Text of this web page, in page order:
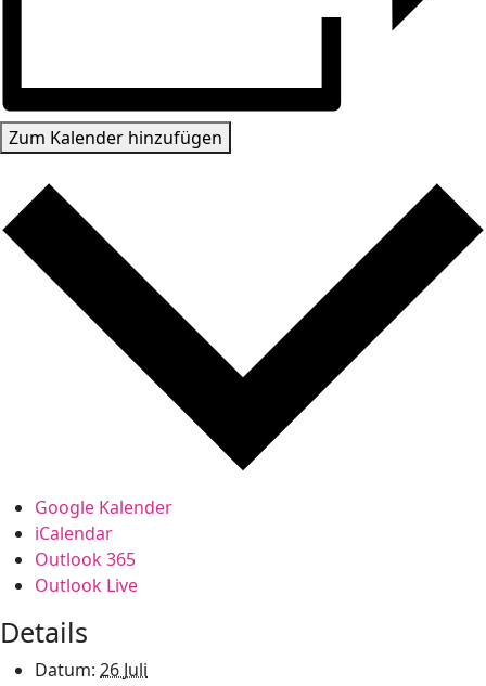
Zum Kalender hinzufügen
Google Kalender
iCalendar
Outlook 365
Outlook Live
Details
Datum: 26 Juli